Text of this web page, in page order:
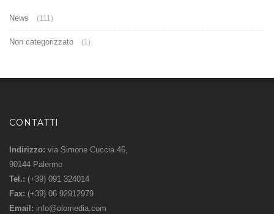
News (111)
Non categorizzato (1)
CONTATTI
Indirizzo: via Simone Cuccia 46,
90144 Palermo
Tel.: (+39) 091 324014
Fax: (+39) 06 92912979
Email: info@olomedia.com